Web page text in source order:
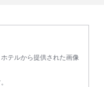
テルから提供された画像